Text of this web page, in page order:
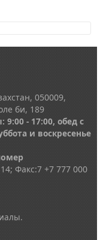
050009,
би, 189
- 17:00, обед с
и воскресенье
Факс:7 +7 777 000